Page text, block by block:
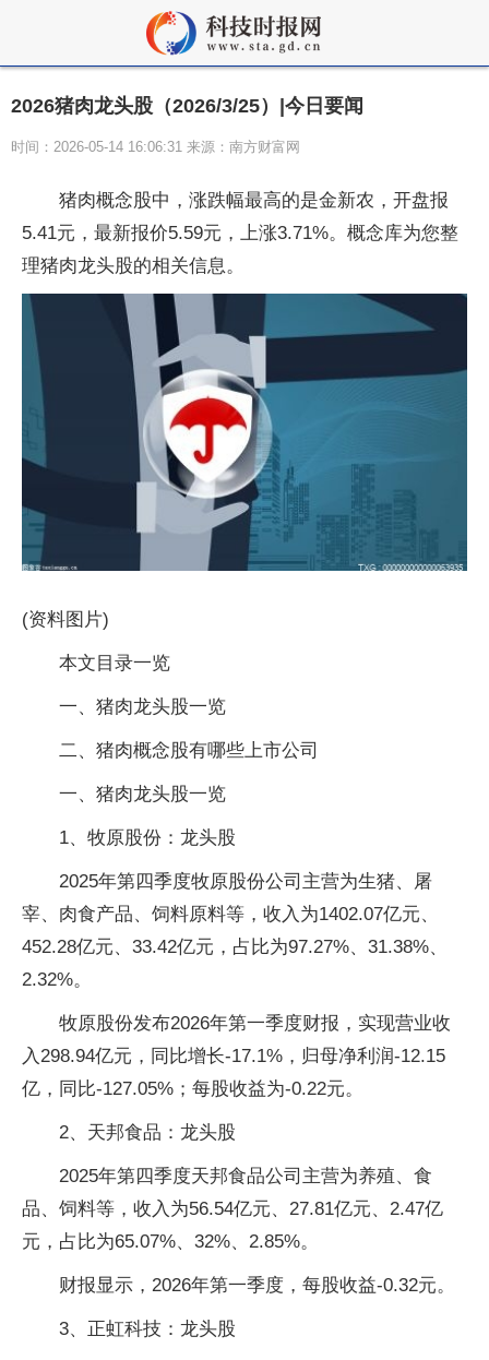
2026猪肉龙头股（2026/3/25）|今日要闻
时间：2026-05-14 16:06:31 来源：南方财富网
猪肉概念股中，涨跌幅最高的是金新农，开盘报
5.41元，最新报价5.59元，上涨3.71%。概念库为您整
理猪肉龙头股的相关信息。
(资料图片)
本文目录一览
一、猪肉龙头股一览
二、猪肉概念股有哪些上市公司
一、猪肉龙头股一览
1、牧原股份：龙头股
2025年第四季度牧原股份公司主营为生猪、屠
宰、肉食产品、饲料原料等，收入为1402.07亿元、
452.28亿元、33.42亿元，占比为97.27%、31.38%、
2.32%。
牧原股份发布2026年第一季度财报，实现营业收
入298.94亿元，同比增长-17.1%，归母净利润-12.15
亿，同比-127.05%；每股收益为-0.22元。
2、天邦食品：龙头股
2025年第四季度天邦食品公司主营为养殖、食
品、饲料等，收入为56.54亿元、27.81亿元、2.47亿
元，占比为65.07%、32%、2.85%。
财报显示，2026年第一季度，每股收益-0.32元。
3、正虹科技：龙头股